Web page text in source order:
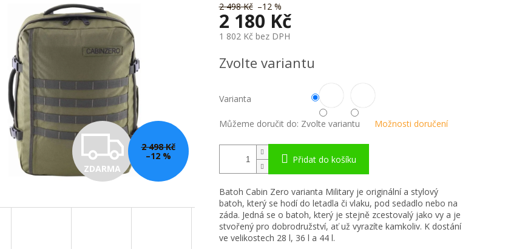
Z
D
ZDARMA
2 498 Kč
–12 %
2 498 Kč –12 %
2 180 Kč
1 802 Kč bez DPH
cena:
Zvolte variantu
Varianta
Můžeme doručit do: Zvolte variantu Možnosti doručení
Přidat do košíku
Batoh Cabin Zero varianta Military je originální a stylový
batoh, který se hodí do letadla či vlaku, pod sedadlo nebo na
záda. Jedná se o batoh, který je stejně zcestovalý jako vy a je
stvořený pro dobrodružství, ať už vyrazíte kamkoliv. K dostání
ve velikostech 28 l, 36 l a 44 l.